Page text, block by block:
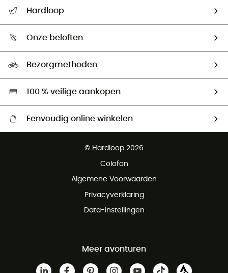
Mijn zending volgen
Retourzendingen & Terugbetalingen
Hardloop
Ambassadeurs
Onze beloften
Hardgreen
Bezorgmethoden
100 % veilige aankopen
Eenvoudig online winkelen
Gratis retourneren binnen 100 dagen
© Hardloop 2026
Colofon
Algemene Voorwaarden
Privacyverklaring
Data-instellingen
Meer avonturen